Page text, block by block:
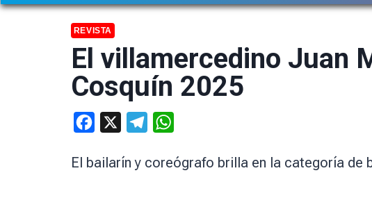
REVISTA
El villamercedino Juan
Cosquín 2025
Facebook Telegram
El bailarín y coreógrafo brilla en la categoría